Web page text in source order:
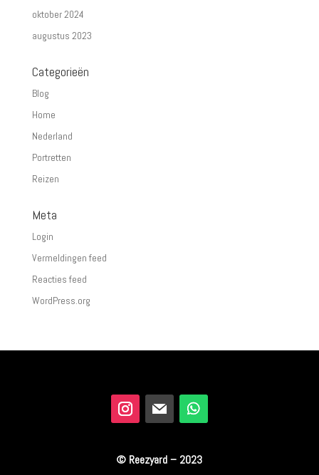
oktober 2024
augustus 2023
Categorieën
Blog
Home
Nederland
Portretten
Reizen
Meta
Login
Vermeldingen feed
Reacties feed
WordPress.org
© Reezyard – 2023